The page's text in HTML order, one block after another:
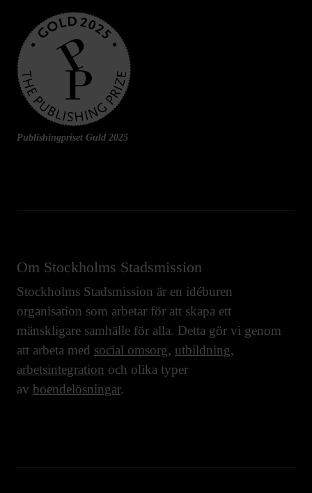
Publishingpriset Guld 2025
Om Stockholms Stadsmission
Stockholms Stadsmission är en idéburen
organisation som arbetar för att skapa ett
mänskligare samhälle för alla. Detta gör vi genom
att arbeta med social omsorg, utbildning,
arbetsintegration och olika typer
av boendelösningar.